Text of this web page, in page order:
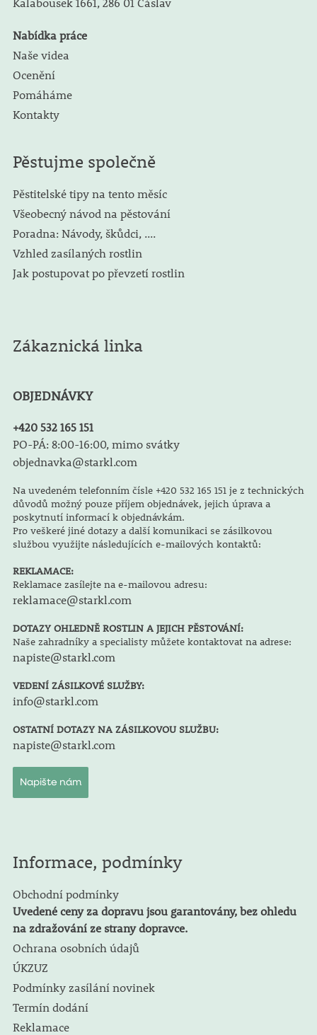
Nabídka práce
Naše videa
Ocenění
Pomáháme
Kontakty
Pěstujme společně
Pěstitelské tipy na tento měsíc
Všeobecný návod na pěstování
Poradna: Návody, škůdci, ....
Vzhled zasílaných rostlin
Jak postupovat po převzetí rostlin
Zákaznická linka
OBJEDNÁVKY
+420 532 165 151
PO-PÁ: 8:00-16:00, mimo svátky
objednavka@starkl.com
Na uvedeném telefonním čísle +420 532 165 151 je z technických
důvodů možný pouze příjem objednávek, jejich úprava a
poskytnutí informací k objednávkám.
Pro veškeré jiné dotazy a další komunikaci se zásilkovou
službou využijte následujících e-mailových kontaktů:
REKLAMACE:
Reklamace zasílejte na e-mailovou adresu:
reklamace@starkl.com
DOTAZY OHLEDNĚ ROSTLIN A JEJICH PĚSTOVÁNÍ:
Naše zahradníky a specialisty můžete kontaktovat na adrese:
napiste@starkl.com
VEDENÍ ZÁSILKOVÉ SLUŽBY:
info@starkl.com
OSTATNÍ DOTAZY NA ZÁSILKOVOU SLUŽBU:
napiste@starkl.com
Napište nám
Informace, podmínky
Obchodní podmínky
Uvedené ceny za dopravu jsou garantovány, bez ohledu
na zdražování ze strany dopravce.
Ochrana osobních údajů
ÚKZUZ
Podmínky zasílání novinek
Termín dodání
Reklamace